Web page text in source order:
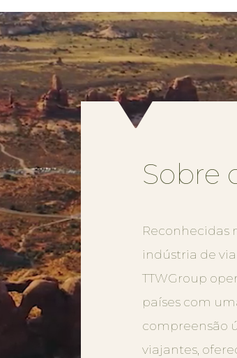
Sobre
Reconhecidas
indústria de
TTWGroup
países com
compreensão
viajantes,